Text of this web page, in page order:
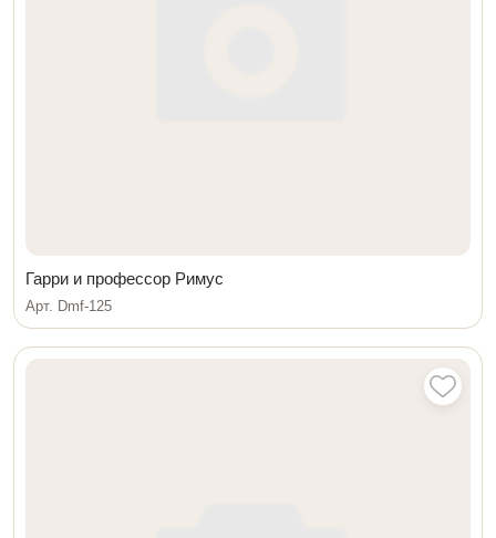
Гарри и профессор Римус
Арт. Dmf-125